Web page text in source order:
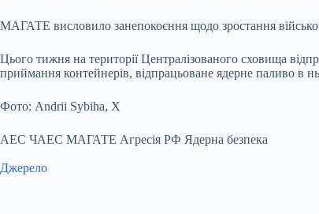
МАГАТЕ висловило занепокоєння щодо зростання
Цього тижня на території Централізованого сховища
приймання контейнерів, відпрацьоване ядерне паливо в
Фото: Andrii Sybiha, X
АЕС ЧАЕС МАГАТЕ Агресія РФ Ядерна безпека
Джерело